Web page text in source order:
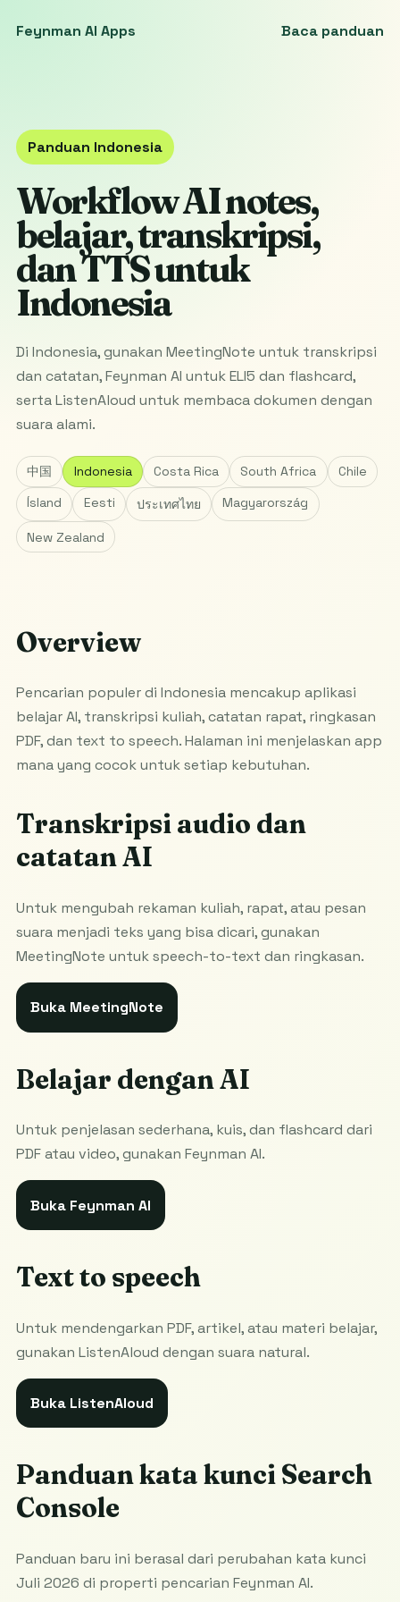
Feynman AI Apps Baca panduan
Panduan Indonesia
Workflow AI notes,
belajar, transkripsi,
dan TTS untuk
Indonesia
Di Indonesia, gunakan MeetingNote untuk transkripsi
dan catatan, Feynman AI untuk ELI5 dan flashcard,
serta ListenAloud untuk membaca dokumen dengan
suara alami.
中国 Indonesia Costa Rica South Africa
Chile
Ísland
Eesti ประเทศไทย Magyarország
New Zealand
Overview
Pencarian populer di Indonesia mencakup aplikasi
belajar AI, transkripsi kuliah, catatan rapat, ringkasan
PDF, dan text to speech. Halaman ini menjelaskan app
mana yang cocok untuk setiap kebutuhan.
Transkripsi audio dan
catatan AI
Untuk mengubah rekaman kuliah, rapat, atau pesan
suara menjadi teks yang bisa dicari, gunakan
MeetingNote untuk speech-to-text dan ringkasan.
Buka MeetingNote
Belajar dengan AI
Untuk penjelasan sederhana, kuis, dan flashcard dari
PDF atau video, gunakan Feynman AI.
Buka Feynman AI
Text to speech
Untuk mendengarkan PDF, artikel, atau materi belajar,
gunakan ListenAloud dengan suara natural.
Buka ListenAloud
Panduan kata kunci Search
Console
Panduan baru ini berasal dari perubahan kata kunci
Juli 2026 di properti pencarian Feynman AI.